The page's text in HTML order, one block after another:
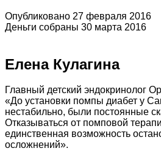
Опубликовано 27 февраля 2016
Деньги собраны 30 марта 2016
Елена Кулагина
Главный детский эндокринолог
«До установки помпы диабет у
нестабильно, были постоянные
Отказываться от помповой
единственная возможность
осложнений».